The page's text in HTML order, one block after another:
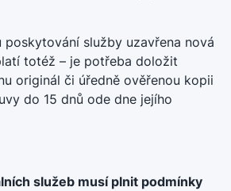
poskytování služby uzavřena nová
totéž – je potřeba doložit
originál či úředně ověřenou kopii
do 15 dnů ode dne jejího
služeb musí plnit podmínky